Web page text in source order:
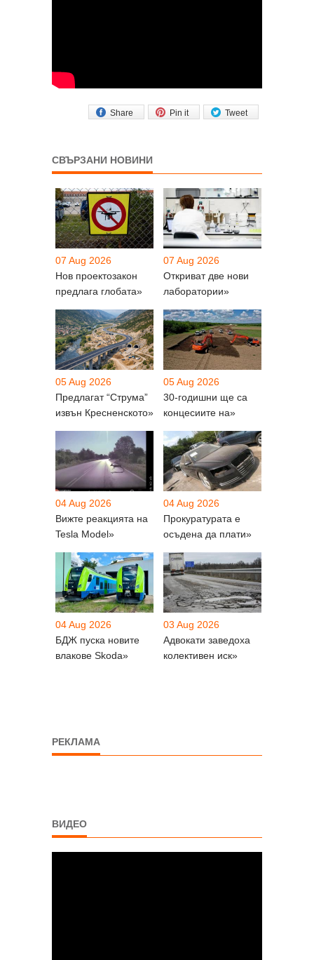
Tweet
Pin it
Share
СВЪРЗАНИ НОВИНИ
07 Aug 2026
Нов проектозакон
предлага глобата»
07 Aug 2026
Откриват две нови
лаборатории»
05 Aug 2026
Предлагат “Струма”
извън Кресненското»
05 Aug 2026
30-годишни ще са
концесиите на»
04 Aug 2026
Вижте реакцията на
Tesla Model»
04 Aug 2026
Прокуратурата е
осъдена да плати»
04 Aug 2026
БДЖ пуска новите
влакове Skoda»
03 Aug 2026
Адвокати заведоха
колективен иск»
РЕКЛАМА
ВИДЕО